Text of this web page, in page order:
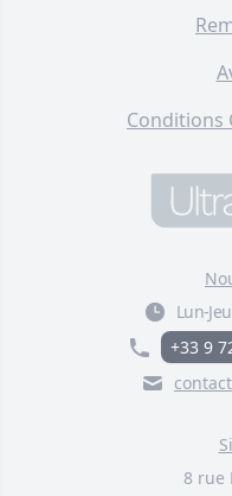
Conditions
Lun-
+33 9
8 rue